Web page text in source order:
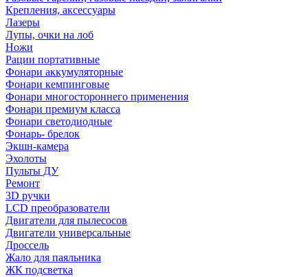
Крепления, аксессуары
Лазеры
Лупы, очки на лоб
Ножи
Рации портативные
Фонари аккумуляторные
Фонари кемпинговые
Фонари многостороннего применения
Фонари премиум класса
Фонари светодиодные
Фонарь- брелок
Экшн-камера
Эхолоты
Пульты ДУ
Ремонт
3D ручки
LCD преобразователи
Двигатели для пылесосов
Двигатели универсальные
Дроссель
Жало для паяльника
ЖК подсветка